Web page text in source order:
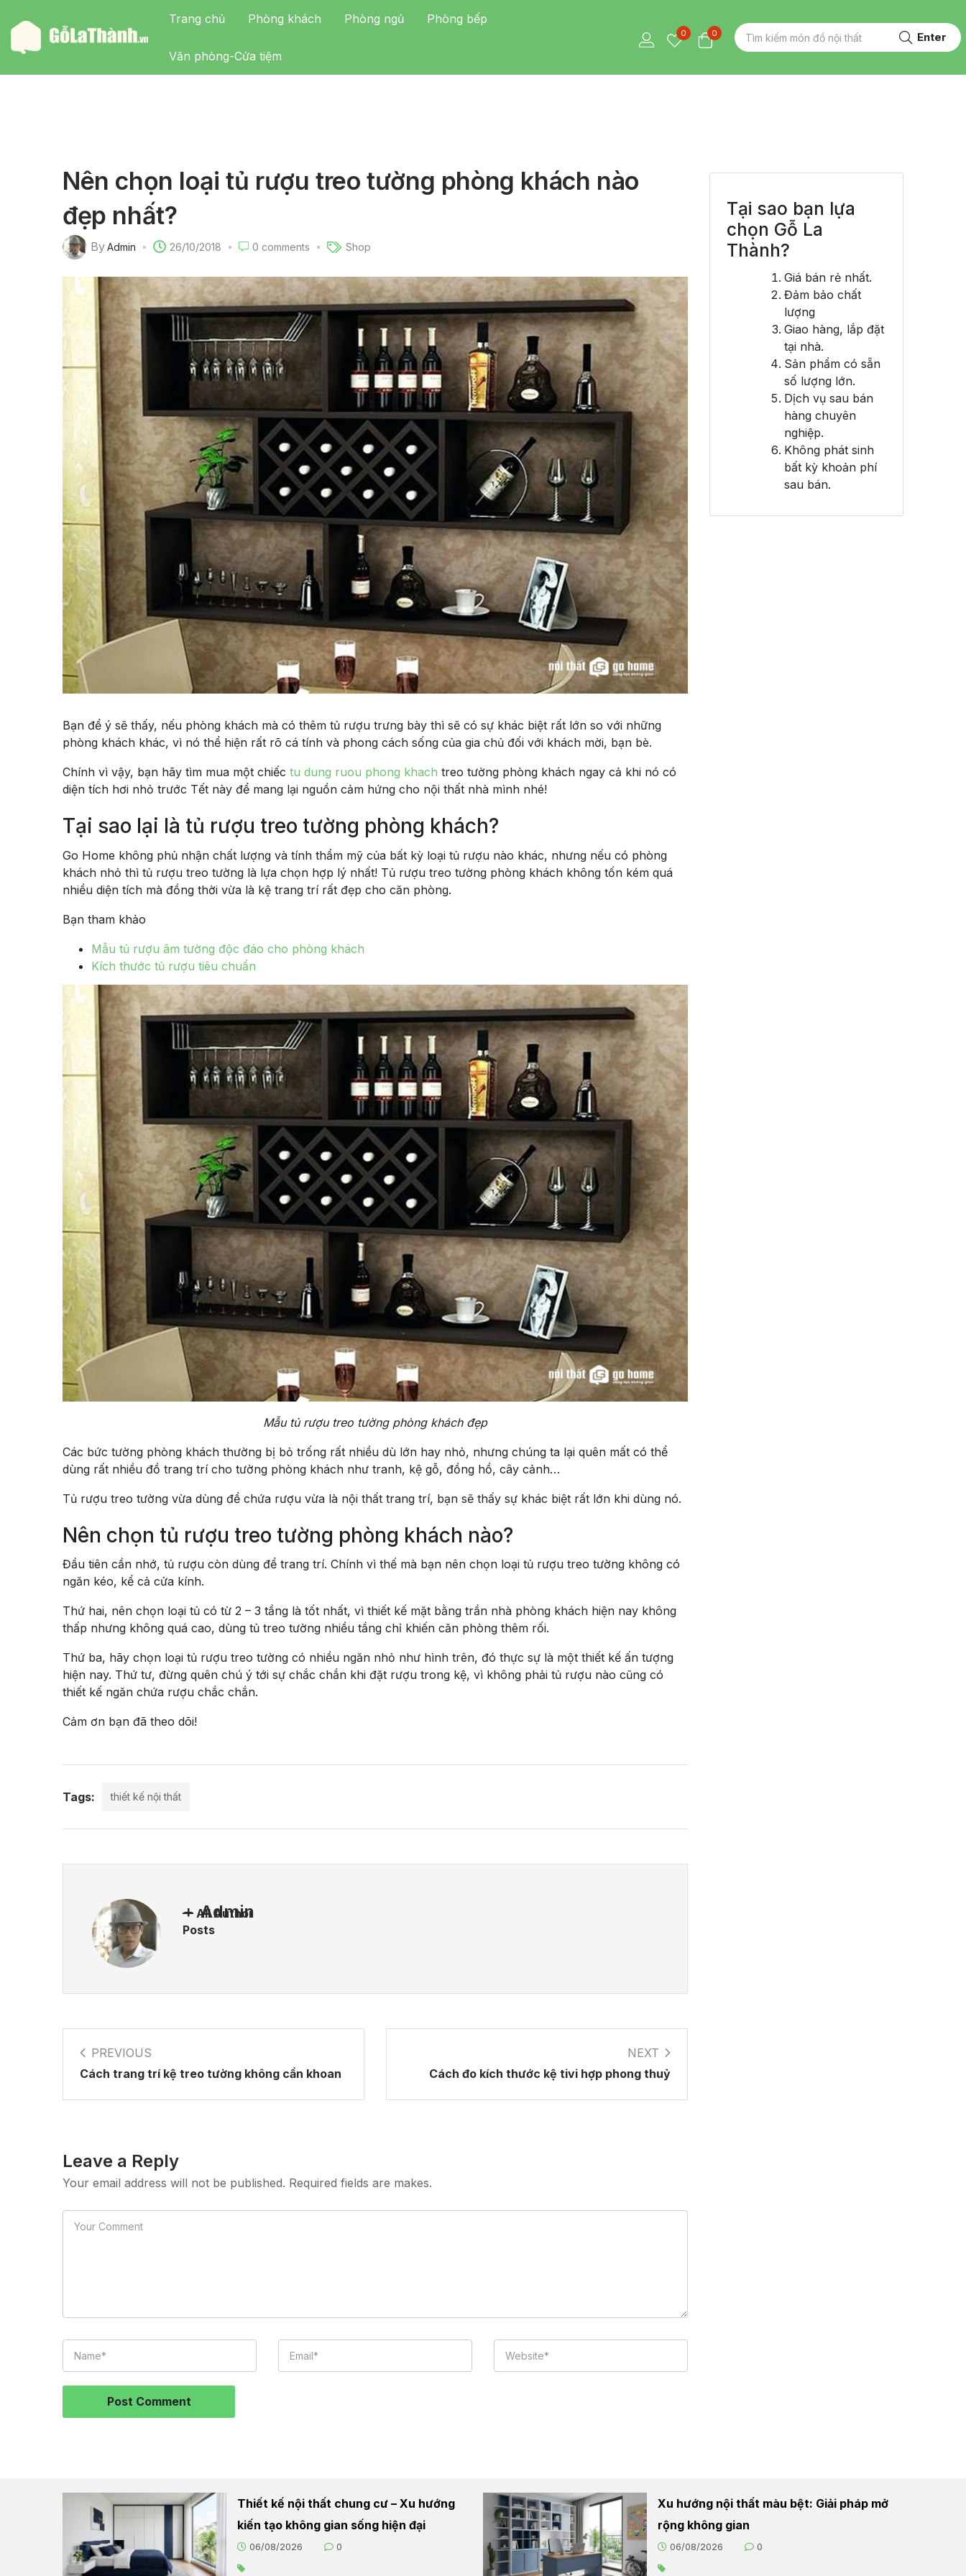
Trang chủ Phòng khách Phòng ngủ Phòng bếp
Văn phòng-Cửa tiệm
0 0 Enter
Tại sao bạn lựa
chọn Gỗ La
Thành?
Giá bán rẻ nhất.
Đảm bảo chất
lượng
Giao hàng, lắp đặt
tại nhà.
Sản phẩm có sẵn
số lượng lớn.
Dịch vụ sau bán
hàng chuyên
nghiệp.
Không phát sinh
bất kỳ khoản phí
sau bán.
Nên chọn loại tủ rượu treo tường phòng khách nào
đẹp nhất?
ByAdmin 26/10/2018 0 comments Shop
Bạn để ý sẽ thấy, nếu phòng khách mà có thêm tủ rượu trưng bày thì sẽ có sự khác biệt rất lớn so với những
phòng khách khác, vì nó thể hiện rất rõ cá tính và phong cách sống của gia chủ đối với khách mời, bạn bè.
Chính vì vậy, bạn hãy tìm mua một chiếc tu dung ruou phong khach treo tường phòng khách ngay cả khi nó có
diện tích hơi nhỏ trước Tết này để mang lại nguồn cảm hứng cho nội thất nhà mình nhé!
Tại sao lại là tủ rượu treo tường phòng khách?
Go Home không phủ nhận chất lượng và tính thẩm mỹ của bất kỳ loại tủ rượu nào khác, nhưng nếu có phòng
khách nhỏ thì tủ rượu treo tường là lựa chọn hợp lý nhất! Tủ rượu treo tường phòng khách không tốn kém quá
nhiều diện tích mà đồng thời vừa là kệ trang trí rất đẹp cho căn phòng.
Bạn tham khảo
Mẫu tủ rượu âm tường độc đáo cho phòng khách
Kích thước tủ rượu tiêu chuẩn
Mẫu tủ rượu treo tường phòng khách đẹp
Các bức tường phòng khách thường bị bỏ trống rất nhiều dù lớn hay nhỏ, nhưng chúng ta lại quên mất có thể
dùng rất nhiều đồ trang trí cho tường phòng khách như tranh, kệ gỗ, đồng hồ, cây cảnh…
Tủ rượu treo tường vừa dùng để chứa rượu vừa là nội thất trang trí, bạn sẽ thấy sự khác biệt rất lớn khi dùng nó.
Nên chọn tủ rượu treo tường phòng khách nào?
Đầu tiên cần nhớ, tủ rượu còn dùng để trang trí. Chính vì thế mà bạn nên chọn loại tủ rượu treo tường không có
ngăn kéo, kể cả cửa kính.
Thứ hai, nên chọn loại tủ có từ 2 – 3 tầng là tốt nhất, vì thiết kế mặt bằng trần nhà phòng khách hiện nay không
thấp nhưng không quá cao, dùng tủ treo tường nhiều tầng chỉ khiến căn phòng thêm rối.
Thứ ba, hãy chọn loại tủ rượu treo tường có nhiều ngăn nhỏ như hình trên, đó thực sự là một thiết kế ấn tượng
hiện nay. Thứ tư, đừng quên chú ý tới sự chắc chắn khi đặt rượu trong kệ, vì không phải tủ rượu nào cũng có
thiết kế ngăn chứa rượu chắc chắn.
Cảm ơn bạn đã theo dõi!
Tags: thiết kế nội thất
Admin
All Author
Posts
PREVIOUS
Cách trang trí kệ treo tường không cần khoan
NEXT
Cách đo kích thước kệ tivi hợp phong thuỷ
Leave a Reply
Your email address will not be published. Required fields are makes.
Thiết kế nội thất chung cư – Xu hướng
kiến tạo không gian sống hiện đại
06/08/2026 0
Xu hướng nội thất màu bệt: Giải pháp mở
rộng không gian
06/08/2026 0